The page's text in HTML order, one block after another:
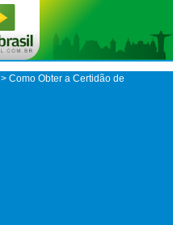
> Como Obter a Certidão de